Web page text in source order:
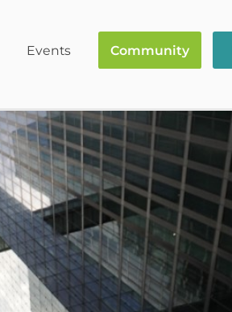
Events Community